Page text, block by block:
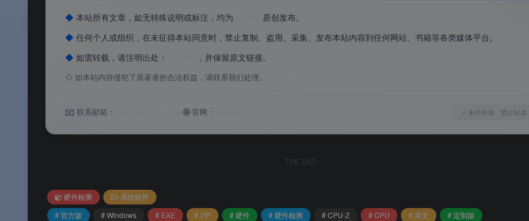
软件功能
⚙️ 软件功能
🔍CPU 处理器深度检测
：显示处理器名称、代号、工艺制程、核心速度（实时频率）、核心数、线程数、缓
小（L1/L2/L3）、工作电压等。
：显示主板制造商、型号、芯片组（北桥/南桥）、BIOS 品牌、版本和日期
💾内存与 SPD 检测
模块大小、最大带宽、部件号和序列号。
◆ 本站所有文章，如无特殊说明或标注，均为
原创发布。
◆ 任何个人或组织，在未征得本站同意时，禁止复制、盗用、采集、发布本站内容到任何网站、书籍等各类媒体平台。
◆ 如需转载，请注明出处： ，并保留原文链接。
◇ 如本站内容侵犯了原著者的合法权益，请联系我们处理。
📧 联系邮箱： admin@dzcrv.com🌐官网： ⚡ 未经授权 · 禁止转载
THE END
硬件检测
系统软件
# 官方版
# Windows # EXE # ZIP # 硬件 # 硬件检测 # CPU-Z # CPU # 英文 # 定制版